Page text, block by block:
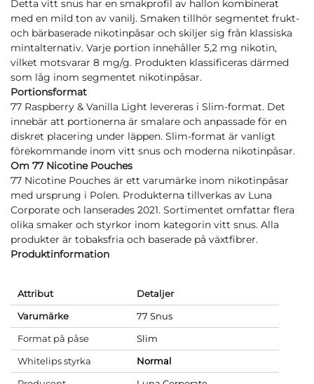
Detta vitt snus har en smakprofil av hallon kombinerat
med en mild ton av vanilj. Smaken tillhör segmentet frukt-
och bärbaserade nikotinpåsar och skiljer sig från klassiska
mintalternativ. Varje portion innehåller 5,2 mg nikotin,
vilket motsvarar 8 mg/g. Produkten klassificeras därmed
som låg inom segmentet nikotinpåsar.
Portionsformat
77 Raspberry & Vanilla Light levereras i Slim-format. Det
innebär att portionerna är smalare och anpassade för en
diskret placering under läppen. Slim-format är vanligt
förekommande inom vitt snus och moderna nikotinpåsar.
Om 77 Nicotine Pouches
77 Nicotine Pouches är ett varumärke inom nikotinpåsar
med ursprung i Polen. Produkterna tillverkas av Luna
Corporate och lanserades 2021. Sortimentet omfattar flera
olika smaker och styrkor inom kategorin vitt snus. Alla
produkter är tobaksfria och baserade på växtfibrer.
Produktinformation
Attribut
Detaljer
Varumärke
77 Snus
Format på påse
Slim
Whitelips styrka
Normal